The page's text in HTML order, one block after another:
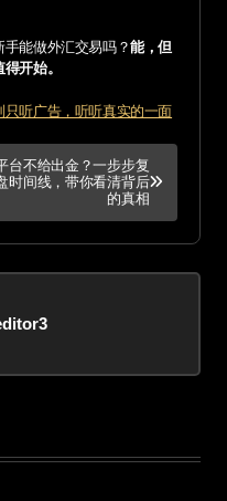
能做外汇交易吗？能，但
开始。
听广告，听听真实的一面
台不给出金？一步步复
时间线，带你看清背后
的真相